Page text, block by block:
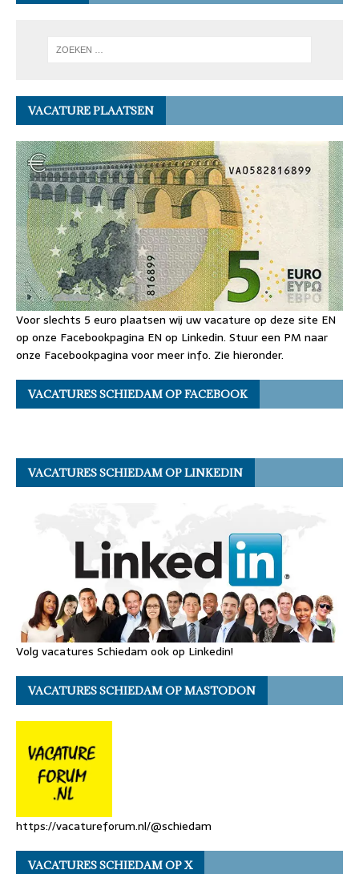
VACATURE PLAATSEN
Voor slechts 5 euro plaatsen wij uw vacature op deze site EN
op onze Facebookpagina EN op Linkedin. Stuur een PM naar
onze Facebookpagina voor meer info. Zie hieronder.
VACATURES SCHIEDAM OP FACEBOOK
VACATURES SCHIEDAM OP LINKEDIN
Volg vacatures Schiedam ook op Linkedin!
VACATURES SCHIEDAM OP MASTODON
https://vacatureforum.nl/@schiedam
VACATURES SCHIEDAM OP X